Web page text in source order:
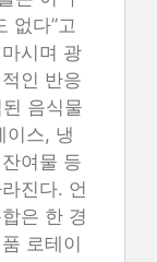
없다”고
시며 광
인 반응
음식물
이스, 냉
여물 등
진다. 언
은 한 경
로테이